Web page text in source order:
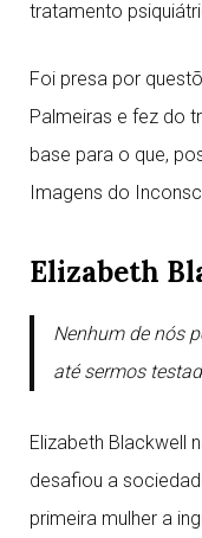
tratamento
Foi presa por
Palmeiras e fez do
base para o que,
Imagens do
Elizabeth
Nenhum de nós
até sermos
Elizabeth Blackwell
desafiou a
primeira mulher a